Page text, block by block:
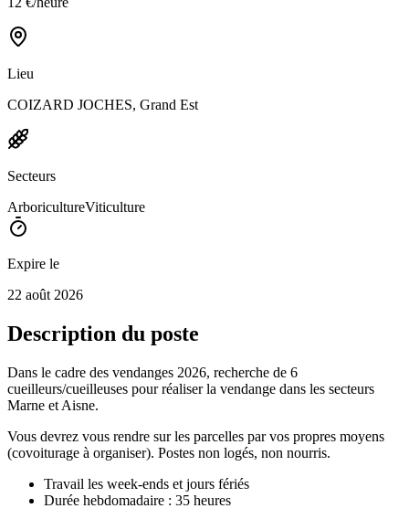
Lieu
COIZARD JOCHES, Grand Est
Secteurs
ArboricultureViticulture
Expire le
22 août 2026
Description du poste
Dans le cadre des vendanges 2026, recherche de 6
cueilleurs/cueilleuses pour réaliser la vendange dans les secteurs
Marne et Aisne.
Vous devrez vous rendre sur les parcelles par vos propres moyens
(covoiturage à organiser). Postes non logés, non nourris.
Travail les week-ends et jours fériés
Durée hebdomadaire : 35 heures